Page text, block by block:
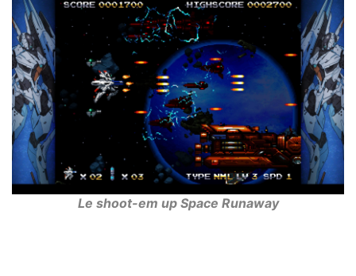
Le shoot-em up Space Runaway